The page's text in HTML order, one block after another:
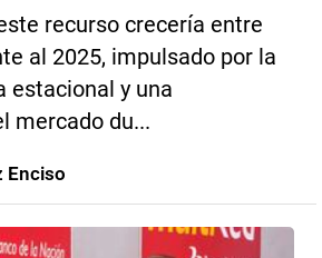
recurso crecería entre
al 2025, impulsado por la
estacional y una
mercado du...
Enciso